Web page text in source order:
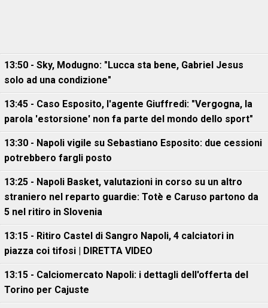
13:50 - Sky, Modugno: "Lucca sta bene, Gabriel Jesus
solo ad una condizione"
13:45 - Caso Esposito, l'agente Giuffredi: "Vergogna, la
parola 'estorsione' non fa parte del mondo dello sport"
13:30 - Napoli vigile su Sebastiano Esposito: due cessioni
potrebbero fargli posto
13:25 - Napoli Basket, valutazioni in corso su un altro
straniero nel reparto guardie: Totè e Caruso partono da
5 nel ritiro in Slovenia
13:15 - Ritiro Castel di Sangro Napoli, 4 calciatori in
piazza coi tifosi | DIRETTA VIDEO
13:15 - Calciomercato Napoli: i dettagli dell'offerta del
Torino per Cajuste